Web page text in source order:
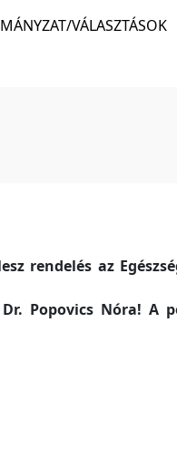
VÁLASZTÁSOK
rendelés az
Popovics Nóra! A